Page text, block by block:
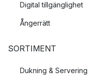
Digital tillgänglighet
Ångerrätt
SORTIMENT
Dukning & Servering